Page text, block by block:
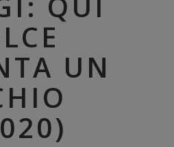
UN